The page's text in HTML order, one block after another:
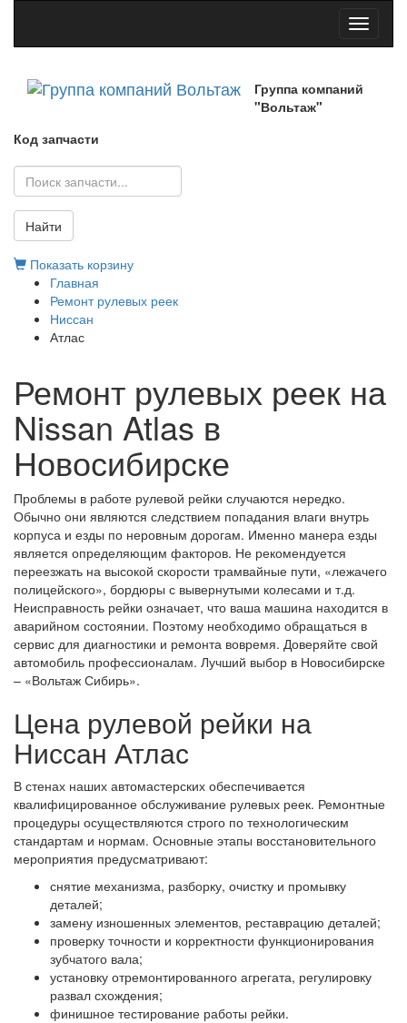
Toggle
Группа компаний
"Вольтаж"
Код запчасти
Найти
Показать корзину
Главная
Ремонт рулевых реек
Ниссан
Атлас
Ремонт рулевых реек на
Nissan Atlas в
Новосибирске
Проблемы в работе рулевой рейки случаются нередко.
Обычно они являются следствием попадания влаги внутрь
корпуса и езды по неровным дорогам. Именно манера езды
является определяющим факторов. Не рекомендуется
переезжать на высокой скорости трамвайные пути, «лежачего
полицейского», бордюры с вывернутыми колесами и т.д.
Неисправность рейки означает, что ваша машина находится в
аварийном состоянии. Поэтому необходимо обращаться в
сервис для диагностики и ремонта вовремя. Доверяйте свой
автомобиль профессионалам. Лучший выбор в Новосибирске
– «Вольтаж Сибирь».
Цена рулевой рейки на
Ниссан Атлас
В стенах наших автомастерских обеспечивается
квалифицированное обслуживание рулевых реек. Ремонтные
процедуры осуществляются строго по технологическим
стандартам и нормам. Основные этапы восстановительного
мероприятия предусматривают:
снятие механизма, разборку, очистку и промывку
деталей;
замену изношенных элементов, реставрацию деталей;
проверку точности и корректности функционирования
зубчатого вала;
установку отремонтированного агрегата, регулировку
развал схождения;
финишное тестирование работы рейки.